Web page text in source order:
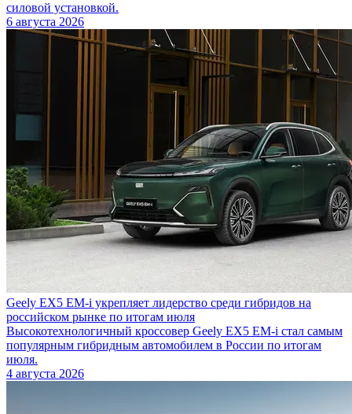
силовой установкой.
6 августа 2026
Geely EX5 EM-i укрепляет лидерство среди гибридов на
российском рынке по итогам июля
Высокотехнологичный кроссовер Geely EX5 EM-i стал самым
популярным гибридным автомобилем в России по итогам
июля.
4 августа 2026